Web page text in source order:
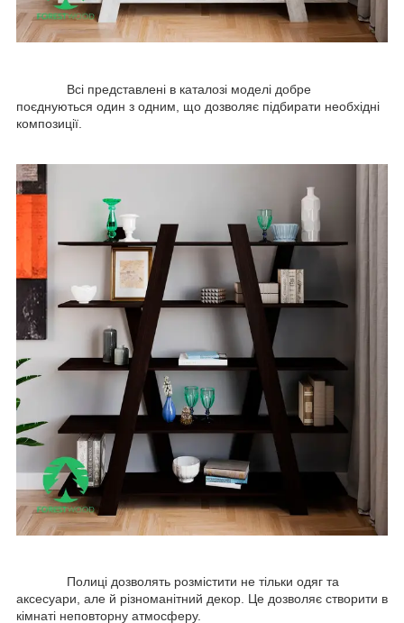
Всі представлені в каталозі моделі добре
поєднуються один з одним, що дозволяє підбирати необхідні
композиції.
Полиці дозволять розмістити не тільки одяг та
аксесуари, але й різноманітний декор. Це дозволяє створити в
кімнаті неповторну атмосферу.